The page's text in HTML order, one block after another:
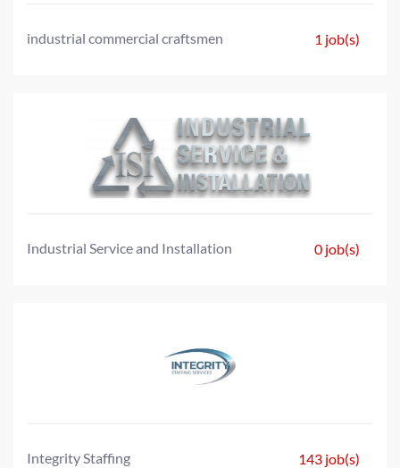
industrial commercial craftsmen 1 job(s)
Industrial Service and Installation 0 job(s)
Integrity Staffing 143 job(s)